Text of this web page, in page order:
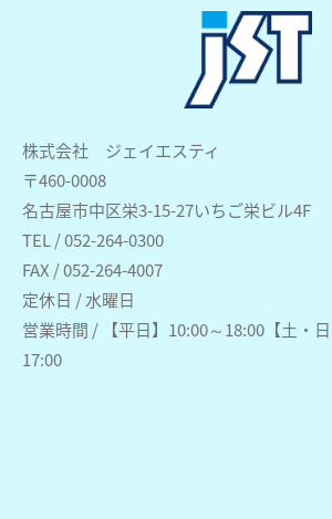
株式会社 ジェイエスティ
〒460-0008
名古屋市中区栄3-15-27いちご栄ビル4F
TEL / 052-264-0300
FAX / 052-264-4007
定休日 / 水曜日
営業時間 / 【平日】10:00～18:00【土・
17:00